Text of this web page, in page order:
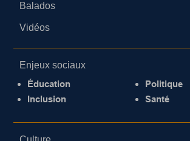
Balados
Vidéos
Enjeux sociaux
Éducation
Inclusion
Politique
Santé